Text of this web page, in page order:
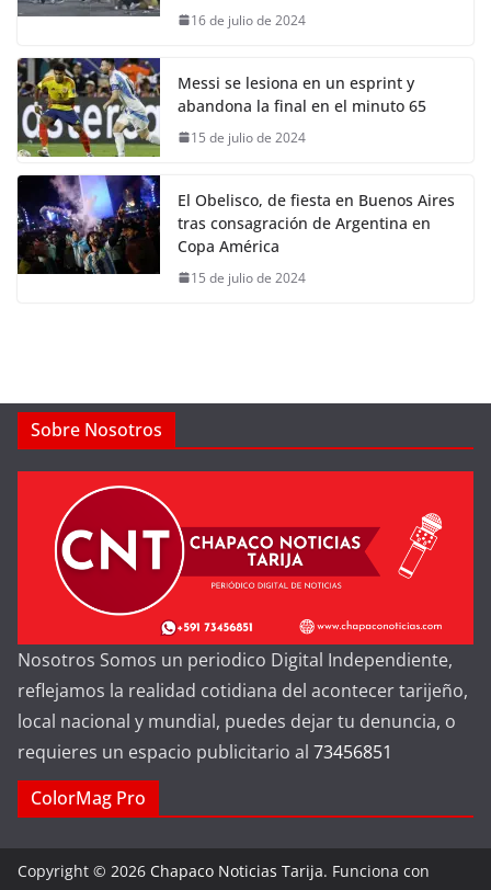
16 de julio de 2024
Messi se lesiona en un esprint y
abandona la final en el minuto 65
15 de julio de 2024
El Obelisco, de fiesta en Buenos Aires
tras consagración de Argentina en
Copa América
15 de julio de 2024
Sobre Nosotros
Nosotros Somos un periodico Digital Independiente,
reflejamos la realidad cotidiana del acontecer tarijeño,
local nacional y mundial, puedes dejar tu denuncia, o
requieres un espacio publicitario al 73456851
ColorMag Pro
Copyright © 2026 Chapaco Noticias Tarija. Funciona con